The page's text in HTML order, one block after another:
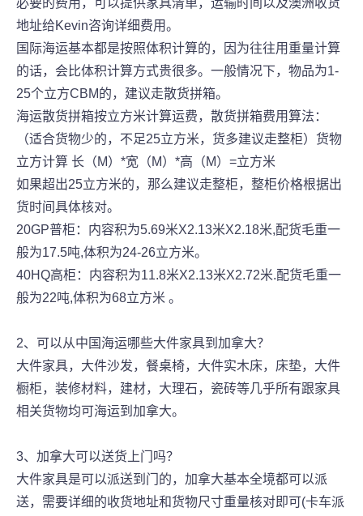
必要的费用，可以提供家具清单，运输时间以及澳洲收货
地址给Kevin咨询详细费用。
国际海运基本都是按照体积计算的，因为往往用重量计算
的话，会比体积计算方式贵很多。一般情况下，物品为1-
25个立方CBM的，建议走散货拼箱。
海运散货拼箱按立方米计算运费，散货拼箱费用算法：
（适合货物少的，不足25立方米，货多建议走整柜）货物
立方计算 长（M）*宽（M）*高（M）=立方米
如果超出25立方米的，那么建议走整柜，整柜价格根据出
货时间具体核对。
20GP普柜：内容积为5.69米X2.13米X2.18米,配货毛重一
般为17.5吨,体积为24-26立方米。
40HQ高柜：内容积为11.8米X2.13米X2.72米.配货毛重一
般为22吨,体积为68立方米 。
2、可以从中国海运哪些大件家具到加拿大？
大件家具，大件沙发，餐桌椅，大件实木床，床垫，大件
橱柜，装修材料，建材，大理石，瓷砖等几乎所有跟家具
相关货物均可海运到加拿大。
3、加拿大可以送货上门吗？
大件家具是可以派送到门的，加拿大基本全境都可以派
送，需要详细的收货地址和货物尺寸重量核对即可(卡车派